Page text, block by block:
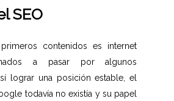
SEO
contenidos es internet
a pasar por algunos
lograr una posición estable, el
todavía no existía y su papel